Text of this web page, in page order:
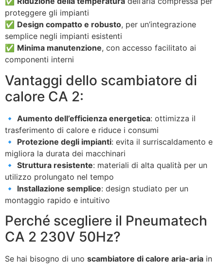
proteggere gli impianti
✅ Design compatto e robusto, per un’integrazione
semplice negli impianti esistenti
✅ Minima manutenzione, con accesso facilitato ai
componenti interni
Vantaggi dello scambiatore di
calore CA 2:
🔹 Aumento dell’efficienza energetica: ottimizza il
trasferimento di calore e riduce i consumi
🔹 Protezione degli impianti: evita il surriscaldamento e
migliora la durata dei macchinari
🔹 Struttura resistente: materiali di alta qualità per un
utilizzo prolungato nel tempo
🔹 Installazione semplice: design studiato per un
montaggio rapido e intuitivo
Perché scegliere il Pneumatech
CA 2 230V 50Hz?
Se hai bisogno di uno scambiatore di calore aria-aria in